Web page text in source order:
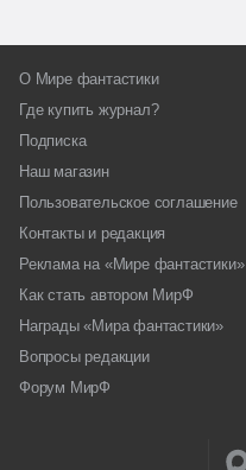
О Мире фантастики
Где купить журнал?
Подписка
Наш магазин
Пользовательское соглашение
Контакты и редакция
Реклама на «Мире фантастики»
Как стать автором МирФ
Награды «Мира фантастики»
Вопросы редакции
Форум МирФ